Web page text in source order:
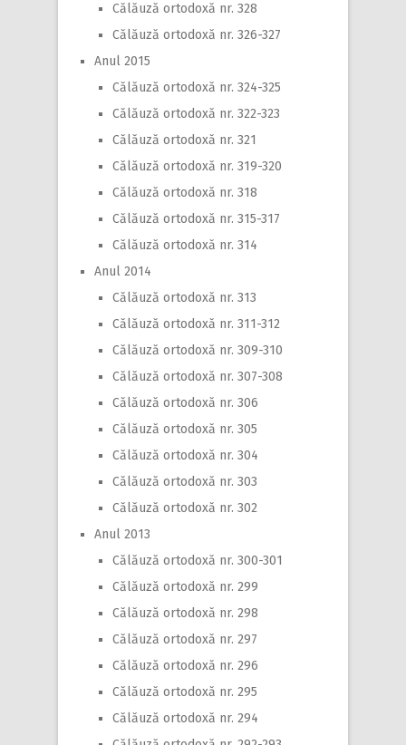
Călăuză ortodoxă nr. 328
Călăuză ortodoxă nr. 326-327
Anul 2015
Călăuză ortodoxă nr. 324-325
Călăuză ortodoxă nr. 322-323
Călăuză ortodoxă nr. 321
Călăuză ortodoxă nr. 319-320
Călăuză ortodoxă nr. 318
Călăuză ortodoxă nr. 315-317
Călăuză ortodoxă nr. 314
Anul 2014
Călăuză ortodoxă nr. 313
Călăuză ortodoxă nr. 311-312
Călăuză ortodoxă nr. 309-310
Călăuză ortodoxă nr. 307-308
Călăuză ortodoxă nr. 306
Călăuză ortodoxă nr. 305
Călăuză ortodoxă nr. 304
Călăuză ortodoxă nr. 303
Călăuză ortodoxă nr. 302
Anul 2013
Călăuză ortodoxă nr. 300-301
Călăuză ortodoxă nr. 299
Călăuză ortodoxă nr. 298
Călăuză ortodoxă nr. 297
Călăuză ortodoxă nr. 296
Călăuză ortodoxă nr. 295
Călăuză ortodoxă nr. 294